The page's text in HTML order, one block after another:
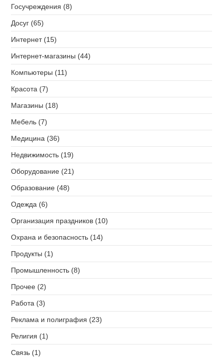
Госучреждения (8)
Досуг (65)
Интернет (15)
Интернет-магазины (44)
Компьютеры (11)
Красота (7)
Магазины (18)
Мебель (7)
Медицина (36)
Недвижимость (19)
Оборудование (21)
Образование (48)
Одежда (6)
Организация праздников (10)
Охрана и безопасность (14)
Продукты (1)
Промышленность (8)
Прочее (2)
Работа (3)
Реклама и полиграфия (23)
Религия (1)
Связь (1)